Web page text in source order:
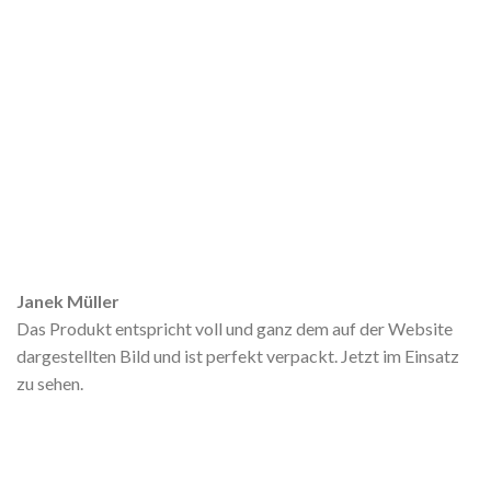
Janek Müller
Das Produkt entspricht voll und ganz dem auf der Website
dargestellten Bild und ist perfekt verpackt. Jetzt im Einsatz
zu sehen.